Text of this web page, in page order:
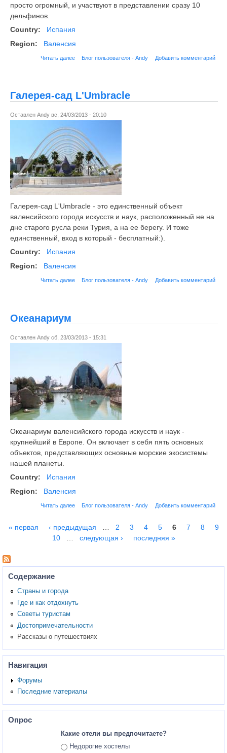
просто огромный, и участвуют в представлении сразу 10
дельфинов.
Country:
Испания
Region:
Валенсия
Читать далее Блог пользователя - Andy Добавить комментарий
Галерея-сад L'Umbracle
Оставлен Andy вс, 24/03/2013 - 20:10
Галерея-сад L'Umbracle - это единственный объект
валенсийского города искусств и наук, расположенный не на
дне старого русла реки Турия, а на ее берегу. И тоже
единственный, вход в который - бесплатный:).
Country:
Испания
Region:
Валенсия
Читать далее Блог пользователя - Andy Добавить комментарий
Океанариум
Оставлен Andy сб, 23/03/2013 - 15:31
Океанариум валенсийского города искусств и наук -
крупнейший в Европе. Он включает в себя пять основных
объектов, представляющих основные морские экосистемы
нашей планеты.
Country:
Испания
Region:
Валенсия
Читать далее Блог пользователя - Andy Добавить комментарий
« первая ‹ предыдущая 2 3 4 5 6 7 8
9
10
следующая › последняя »
Содержание
Страны и города
Где и как отдохнуть
Советы туристам
Достопримечательности
Рассказы о путешествиях
Навигация
Форумы
Последние материалы
Опрос
Какие отели вы предпочитаете?
Ответы
Недорогие хостелы